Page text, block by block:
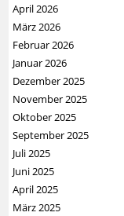
April 2026
März 2026
Februar 2026
Januar 2026
Dezember 2025
November 2025
Oktober 2025
September 2025
Juli 2025
Juni 2025
April 2025
März 2025